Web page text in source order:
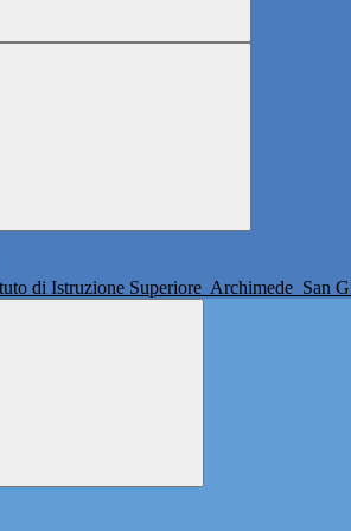
di Istruzione Superiore Archimede San